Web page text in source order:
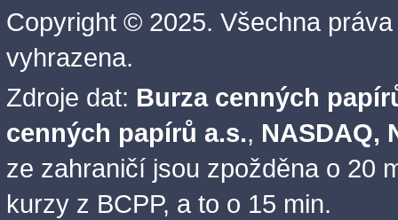
Copyright © 2025. Všechna práva
vyhrazena.
Zdroje dat: Burza cenných
cenných papírů a.s., NASDAQ,
ze zahraničí jsou zpožděna o 20
kurzy z BCPP, a to o 15 min.